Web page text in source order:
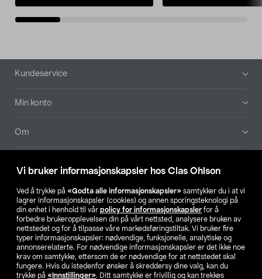
Vi bruker informasjonskapsler hos Clas Ohlson
Ved å trykke på «Godta alle informasjonskapsler» samtykker du i at vi
lagrer informasjonskapsler (cookies) og annen sporingsteknologi på
din enhet i henhold til vår policy for informasjonskapsler for å
forbedre brukeropplevelsen din på vårt nettsted, analysere bruken av
nettstedet og for å tilpasse våre markedsføringstiltak. Vi bruker fire
typer informasjonskapsler: nødvendige, funksjonelle, analytiske og
annonserelaterte. For nødvendige informasjonskapsler er det ikke noe
krav om samtykke, ettersom de er nødvendige for at nettstedet skal
fungere. Hvis du istedenfor ønsker å skreddersy dine valg, kan du
trykke på «Innstillinger». Ditt samtykke er frivillig og kan trekkes
Bunntekst
Kundeservice
Min konto
Om
Våre selskaper
Finn din butikk
SE NO FI